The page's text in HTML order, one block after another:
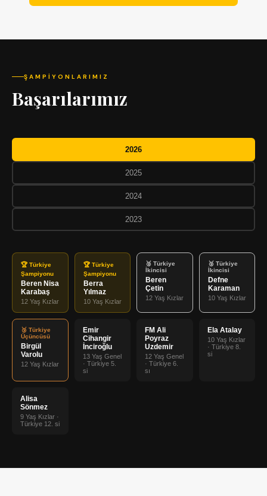
ŞAMPIYONLARIMIZ
Başarılarımız
2026
2025
2024
2023
🏆 Türkiye
Şampiyonu
Beren Nisa
Karabaş
12 Yaş Kızlar
🏆 Türkiye
Şampiyonu
Berra
Yılmaz
10 Yaş Kızlar
🥈 Türkiye
İkincisi
Beren
Çetin
12 Yaş Kızlar
🥈 Türkiye
İkincisi
Defne
Karaman
10 Yaş Kızlar
🥉 Türkiye
Üçüncüsü
Birgül
Varolu
12 Yaş Kızlar
Emir
Cihangir
İnciroğlu
13 Yaş Genel
· Türkiye 5.
si
FM Ali
Poyraz
Uzdemir
12 Yaş Genel
· Türkiye 6.
sı
Ela Atalay
10 Yaş Kızlar
· Türkiye 8.
si
Alisa
Sönmez
9 Yaş Kızlar ·
Türkiye 12. si